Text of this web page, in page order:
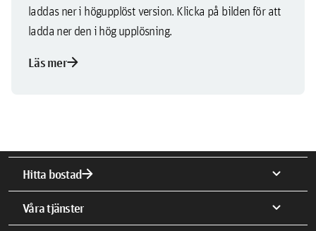
laddas ner i högupplöst version. Klicka på bilden för att
ladda ner den i hög upplösning.
Läs merarrow_forward
Hitta bostadarrow_forward expand_more
Våra tjänster expand_more